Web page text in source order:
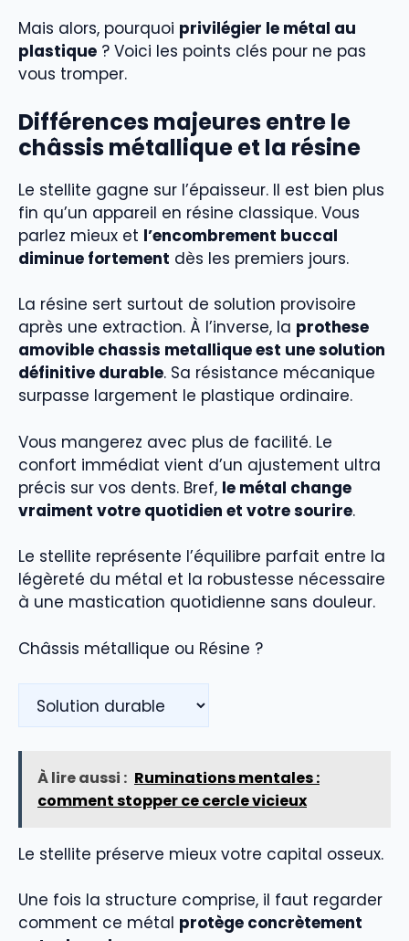
Mais alors, pourquoi privilégier le métal au
plastique ? Voici les points clés pour ne pas
vous tromper.
Différences majeures entre le
châssis métallique et la résine
Le stellite gagne sur l’épaisseur. Il est bien plus
fin qu’un appareil en résine classique. Vous
parlez mieux et l’encombrement buccal
diminue fortement dès les premiers jours.
La résine sert surtout de solution provisoire
après une extraction. À l’inverse, la prothese
amovible chassis metallique est une solution
définitive durable. Sa résistance mécanique
surpasse largement le plastique ordinaire.
Vous mangerez avec plus de facilité. Le
confort immédiat vient d’un ajustement ultra
précis sur vos dents. Bref, le métal change
vraiment votre quotidien et votre sourire.
Le stellite représente l’équilibre parfait entre la
légèreté du métal et la robustesse nécessaire
à une mastication quotidienne sans douleur.
Châssis métallique ou Résine ?
À lire aussi : Ruminations mentales :
comment stopper ce cercle vicieux
Le stellite préserve mieux votre capital osseux.
Une fois la structure comprise, il faut regarder
comment ce métal protège concrètement